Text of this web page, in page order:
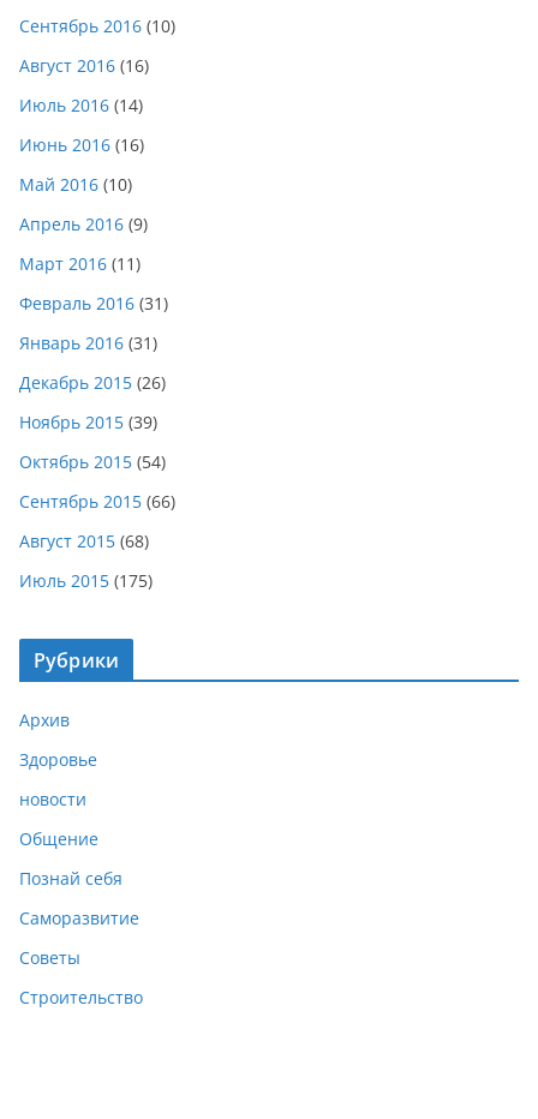
Сентябрь 2016 (10)
Август 2016 (16)
Июль 2016 (14)
Июнь 2016 (16)
Май 2016 (10)
Апрель 2016 (9)
Март 2016 (11)
Февраль 2016 (31)
Январь 2016 (31)
Декабрь 2015 (26)
Ноябрь 2015 (39)
Октябрь 2015 (54)
Сентябрь 2015 (66)
Август 2015 (68)
Июль 2015 (175)
Рубрики
Архив
Здоровье
новости
Общение
Познай себя
Саморазвитие
Советы
Строительство